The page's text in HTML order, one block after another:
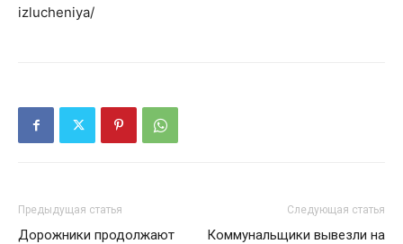
izlucheniya/
Предыдущая статья
Дорожники продолжают
Следующая статья
Коммунальщики вывезли на